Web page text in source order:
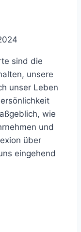
sind die
unsere
unser Leben
wie
und
über
eingehend